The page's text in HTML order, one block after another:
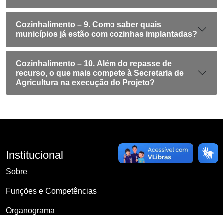
Cozinhalimento – 9. Como saber quais
municípios já estão com cozinhas implantadas?
Cozinhalimento – 10. Além do repasse de
recurso, o que mais compete à Secretaria de
Agricultura na execução do Projeto?
Institucional
Sobre
Funções e Competências
Organograma